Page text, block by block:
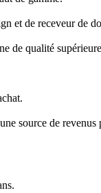
et de receveur de
qualité
source de